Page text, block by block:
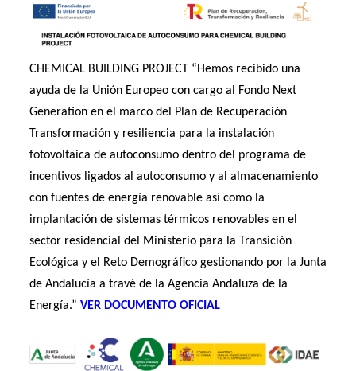
CHEMICAL BUILDING PROJECT “Hemos recibido una
ayuda de la Unión Europeo con cargo al Fondo Next
Generation en el marco del Plan de Recuperación
Transformación y resiliencia para la instalación
fotovoltaica de autoconsumo dentro del programa de
incentivos ligados al autoconsumo y al almacenamiento
con fuentes de energía renovable así como la
implantación de sistemas térmicos renovables en el
sector residencial del Ministerio para la Transición
Ecológica y el Reto Demográfico gestionando por la Junta
de Andalucía a travé de la Agencia Andaluza de la
Energía.” VER DOCUMENTO OFICIAL